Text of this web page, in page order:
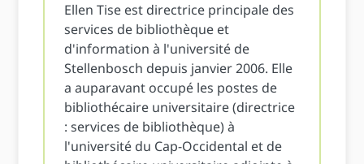
Ellen Tise est directrice principale des
services de bibliothèque et
d'information à l'université de
Stellenbosch depuis janvier 2006. Elle
a auparavant occupé les postes de
bibliothécaire universitaire (directrice
: services de bibliothèque) à
l'université du Cap-Occidental et de